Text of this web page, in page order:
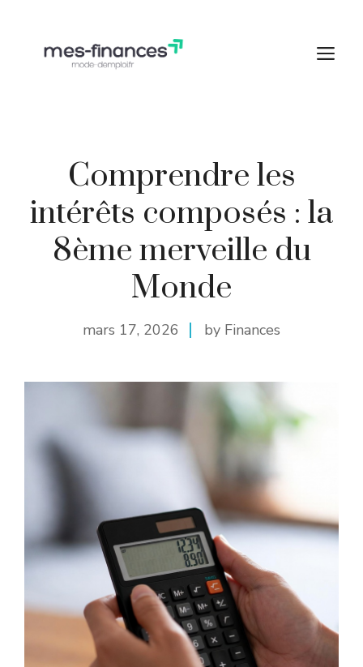
contenu
Comprendre les
intérêts composés : la
8ème merveille du
Monde
mars 17, 2026 by Finances